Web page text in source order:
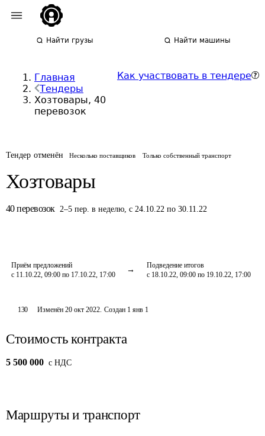
Найти грузы Найти машины
Главная
Тендеры
Хозтовары, 40
перевозок
Как участвовать в тендере
Тендер отменён Несколько поставщиков Только собственный транспорт
Хозтовары
40 перевозок 2–5 пер. в неделю, с 24.10.22 по 30.11.22
Приём предложений
с 11.10.22, 09:00 по 17.10.22, 17:00
Подведение итогов
с 18.10.22, 09:00 по 19.10.22, 17:00
130 Изменён20 окт 2022. Создан 1 янв 1
Стоимость контракта
5 500 000 c НДС
Маршруты и транспорт